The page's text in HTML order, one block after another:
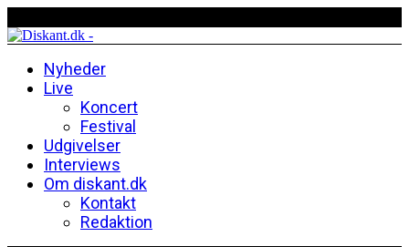
Nyheder
Live
Koncert
Festival
Udgivelser
Interviews
Om diskant.dk
Kontakt
Redaktion